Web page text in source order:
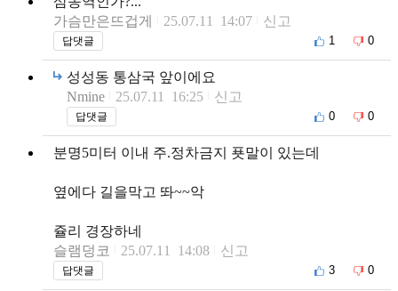
가슴만은뜨겁게
25.07.11 14:07 신고
답댓글 1 0
성성동 통삼국 앞이에요
Nmine
25.07.11 16:25 신고
답댓글 0 0
분명5미터 이내 주.정차금지 푯말이 있는데
옆에다 길을막고 똬~~악
쥴리 경장하네
슬램덩코
25.07.11 14:08 신고
답댓글 3 0